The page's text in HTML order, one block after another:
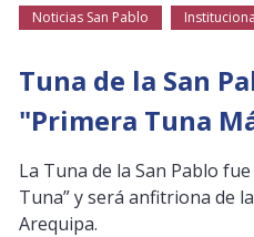
Noticias San Pablo
Tuna de la San
"Primera Tuna
La Tuna de la San Pablo
Tuna” y será anfitriona de
Arequipa.